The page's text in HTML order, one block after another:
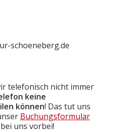
schoeneberg.de
telefonisch nicht immer
keine
können! Das tut uns
Buchungsformular
uns vorbei!